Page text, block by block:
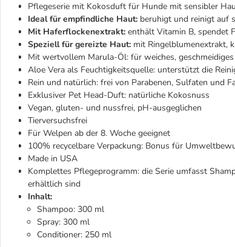
Pflegeserie mit Kokosduft für Hunde mit sensibler
Ideal für empfindliche Haut: beruhigt und reinigt auf
Mit Haferflockenextrakt: enthält Vitamin B, spendet
Speziell für gereizte Haut: mit Ringelblumenextrakt,
Mit wertvollem Marula-Öl: für weiches,
Aloe Vera als Feuchtigkeitsquelle: unterstützt die
Rein und natürlich: frei von Parabenen, Sulfaten und
Exklusiver Pet Head-Duft: natürliche Kokosnuss
Vegan, gluten- und nussfrei, pH-ausgeglichen
Tierversuchsfrei
Für Welpen ab der 8. Woche geeignet
100% recycelbare Verpackung: Bonus für
Made in USA
Komplettes Pflegeprogramm: die Serie umfasst
erhältlich sind
Inhalt:
Shampoo: 300 ml
Spray: 300 ml
Conditioner: 250 ml